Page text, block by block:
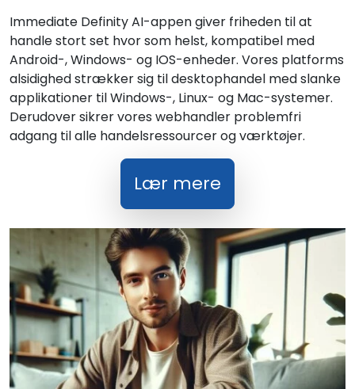
Immediate Definity AI-appen giver friheden til at
handle stort set hvor som helst, kompatibel med
Android-, Windows- og IOS-enheder. Vores platforms
alsidighed strækker sig til desktophandel med slanke
applikationer til Windows-, Linux- og Mac-systemer.
Derudover sikrer vores webhandler problemfri
adgang til alle handelsressourcer og værktøjer.
Lær mere